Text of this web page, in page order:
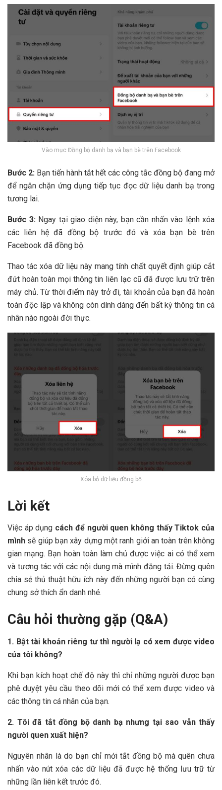
Vào mục Đồng bộ danh bạ và bạn bè trên Facebook
Bước 2: Bạn tiến hành tắt hết các công tắc đồng bộ đang mở
để ngăn chặn ứng dụng tiếp tục đọc dữ liệu danh bạ trong
tương lai.
Bước 3:Ngay tại giao diện này, bạn cần nhấn vào lệnh xóa
các liên hệ đã đồng bộ trước đó và xóa bạn bè trên
Facebook đã đồng bộ.
Thao tác xóa dữ liệu này mang tính chất quyết định giúp cắt
đứt hoàn toàn mọi thông tin liên lạc cũ đã được lưu trữ trên
máy chủ. Từ thời điểm này trở đi, tài khoản của bạn đã hoàn
toàn độc lập và không còn dính dáng đến bất kỳ thông tin cá
nhân nào ngoài đời thực.
Xóa bỏ dữ liệu đồng bộ
Lời kết
Việc áp dụng cách để người quen không thấy Tiktok của
mình sẽ giúp bạn xây dựng một ranh giới an toàn trên không
gian mạng. Bạn hoàn toàn làm chủ được việc ai có thể xem
và tương tác với các nội dung mà mình đăng tải. Đừng quên
chia sẻ thủ thuật hữu ích này đến những người bạn có cùng
chung sở thích ẩn danh nhé.
Câu hỏi thường gặp (Q&A)
1. Bật tài khoản riêng tư thì người lạ có xem được video
của tôi không?
Khi bạn kích hoạt chế độ này thì chỉ những người được bạn
phê duyệt yêu cầu theo dõi mới có thể xem được video và
các thông tin cá nhân của bạn.
2. Tôi đã tắt đồng bộ danh bạ nhưng tại sao vẫn thấy
người quen xuất hiện?
Nguyên nhân là do bạn chỉ mới tắt đồng bộ mà quên chưa
nhấn vào nút xóa các dữ liệu đã được hệ thống lưu trữ từ
những lần liên kết trước đó.